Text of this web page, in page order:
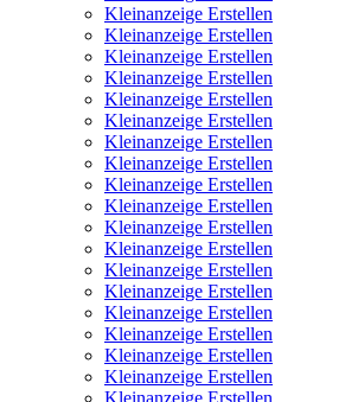
Kleinanzeige Erstellen
Kleinanzeige Erstellen
Kleinanzeige Erstellen
Kleinanzeige Erstellen
Kleinanzeige Erstellen
Kleinanzeige Erstellen
Kleinanzeige Erstellen
Kleinanzeige Erstellen
Kleinanzeige Erstellen
Kleinanzeige Erstellen
Kleinanzeige Erstellen
Kleinanzeige Erstellen
Kleinanzeige Erstellen
Kleinanzeige Erstellen
Kleinanzeige Erstellen
Kleinanzeige Erstellen
Kleinanzeige Erstellen
Kleinanzeige Erstellen
Kleinanzeige Erstellen